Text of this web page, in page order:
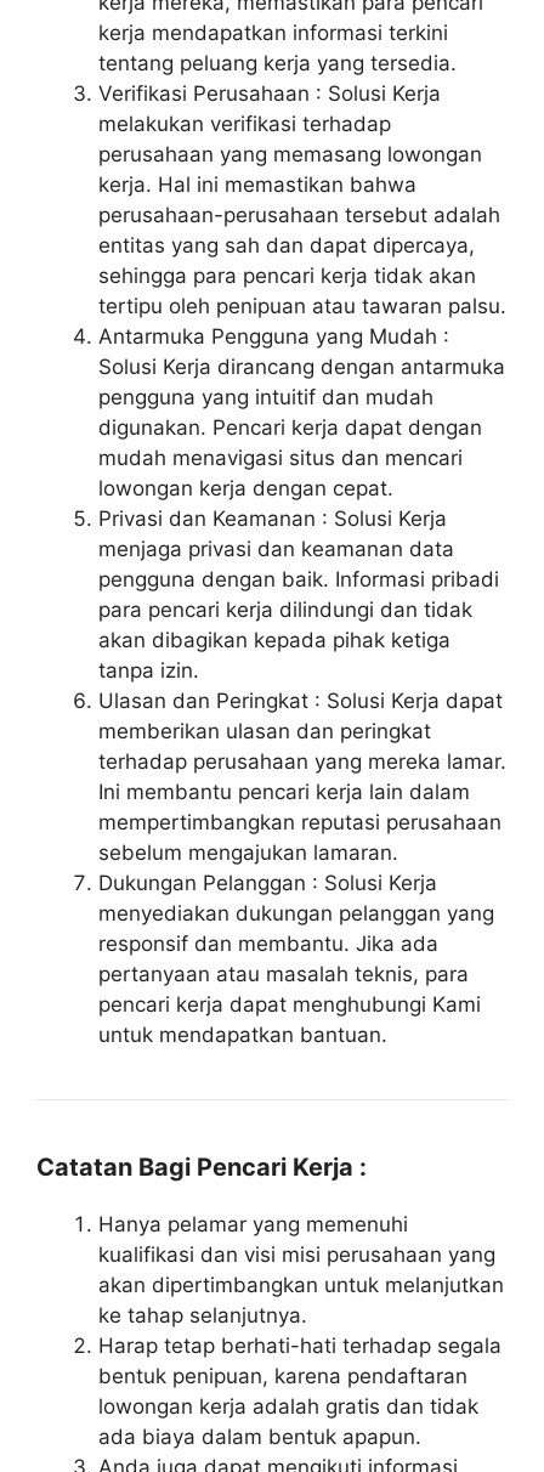
kerja mendapatkan informasi terkini
tentang peluang kerja yang tersedia.
Verifikasi Perusahaan : Solusi Kerja
melakukan verifikasi terhadap
perusahaan yang memasang lowongan
kerja. Hal ini memastikan bahwa
perusahaan-perusahaan tersebut adalah
entitas yang sah dan dapat dipercaya,
sehingga para pencari kerja tidak akan
tertipu oleh penipuan atau tawaran palsu.
Antarmuka Pengguna yang Mudah :
Solusi Kerja dirancang dengan antarmuka
pengguna yang intuitif dan mudah
digunakan. Pencari kerja dapat dengan
mudah menavigasi situs dan mencari
lowongan kerja dengan cepat.
Privasi dan Keamanan : Solusi Kerja
menjaga privasi dan keamanan data
pengguna dengan baik. Informasi pribadi
para pencari kerja dilindungi dan tidak
akan dibagikan kepada pihak ketiga
tanpa izin.
Ulasan dan Peringkat : Solusi Kerja dapat
memberikan ulasan dan peringkat
terhadap perusahaan yang mereka lamar.
Ini membantu pencari kerja lain dalam
mempertimbangkan reputasi perusahaan
sebelum mengajukan lamaran.
Dukungan Pelanggan : Solusi Kerja
menyediakan dukungan pelanggan yang
responsif dan membantu. Jika ada
pertanyaan atau masalah teknis, para
pencari kerja dapat menghubungi Kami
untuk mendapatkan bantuan.
Catatan Bagi Pencari Kerja :
Hanya pelamar yang memenuhi
kualifikasi dan visi misi perusahaan yang
akan dipertimbangkan untuk melanjutkan
ke tahap selanjutnya.
Harap tetap berhati-hati terhadap segala
bentuk penipuan, karena pendaftaran
lowongan kerja adalah gratis dan tidak
ada biaya dalam bentuk apapun.
Anda juga dapat mengikuti informasi